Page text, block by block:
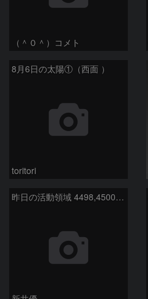
（＾０＾）コメト
8月6日の太陽①（西面 ）
toritori
昨日の活動領域 4498,4500：2026/08/05